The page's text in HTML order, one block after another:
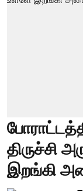
திருச்சி
இறங்கி